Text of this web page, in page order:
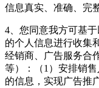
信息真实、准确、完
4、您同意我方可基
的个人信息进行收集
经销商、广告服务合
等）：（1）安排销
的信息，实现广告推